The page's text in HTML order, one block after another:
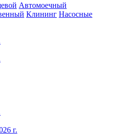
Автомоечный
Клининг Насосные
г.